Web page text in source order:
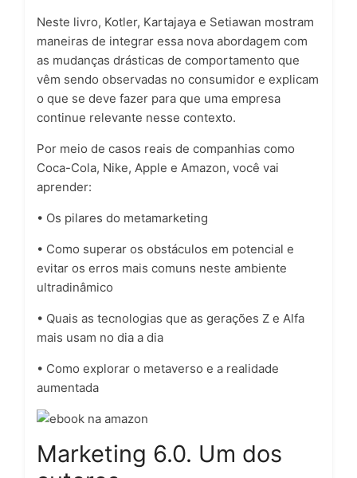
Neste livro, Kotler, Kartajaya e Setiawan mostram
maneiras de integrar essa nova abordagem com
as mudanças drásticas de comportamento que
vêm sendo observadas no consumidor e explicam
o que se deve fazer para que uma empresa
continue relevante nesse contexto.
Por meio de casos reais de companhias como
Coca-Cola, Nike, Apple e Amazon, você vai
aprender:
• Os pilares do metamarketing
• Como superar os obstáculos em potencial e
evitar os erros mais comuns neste ambiente
ultradinâmico
• Quais as tecnologias que as gerações Z e Alfa
mais usam no dia a dia
• Como explorar o metaverso e a realidade
aumentada
Marketing 6.0. Um dos